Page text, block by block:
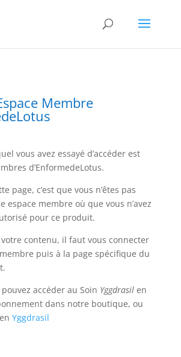
Membre
vous avez essayé d’accéder est
d’EnformedeLotus.
page, c’est que vous n’êtes pas
espace membre où que vous n’avez
pour ce produit.
votre contenu, il faut vous connecter
puis à la page spécifique du
accéder au Soin Yggdrasilen
dans notre boutique, ou
Yggdrasil